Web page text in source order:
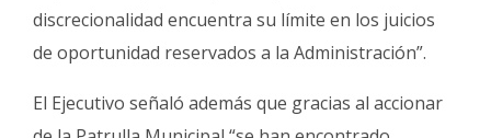
discrecionalidad encuentra su límite en los juicios
de oportunidad reservados a la Administración”.
El Ejecutivo señaló además que gracias al accionar